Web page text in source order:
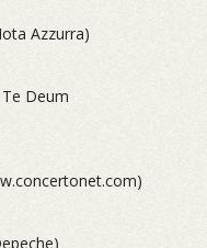
Azzurra)
Deum